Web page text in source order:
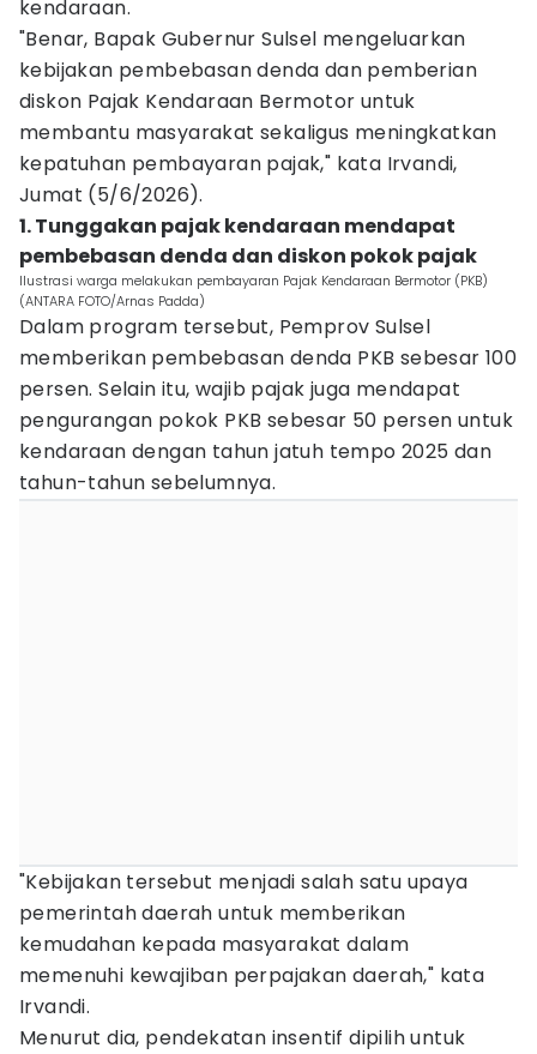
kendaraan.
"Benar, Bapak Gubernur Sulsel mengeluarkan
kebijakan pembebasan denda dan pemberian
diskon Pajak Kendaraan Bermotor untuk
membantu masyarakat sekaligus meningkatkan
kepatuhan pembayaran pajak," kata Irvandi,
Jumat (5/6/2026).
1. Tunggakan pajak kendaraan mendapat
pembebasan denda dan diskon pokok pajak
Ilustrasi warga melakukan pembayaran Pajak Kendaraan Bermotor (PKB)
(ANTARA FOTO/Arnas Padda)
Dalam program tersebut, Pemprov Sulsel
memberikan pembebasan denda PKB sebesar 100
persen. Selain itu, wajib pajak juga mendapat
pengurangan pokok PKB sebesar 50 persen untuk
kendaraan dengan tahun jatuh tempo 2025 dan
tahun-tahun sebelumnya.
"Kebijakan tersebut menjadi salah satu upaya
pemerintah daerah untuk memberikan
kemudahan kepada masyarakat dalam
memenuhi kewajiban perpajakan daerah," kata
Irvandi.
Menurut dia, pendekatan insentif dipilih untuk